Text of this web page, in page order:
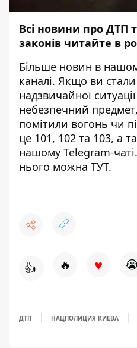
Всі новини про ДТП
законів читайте в
Більше новин в
каналі. Якщо ви стали
надзвичайної
небезпечний
помітили вогонь чи
це 101, 102 та 103, а
нашому Telegram-
нього можна ТУТ.
👍 🔥 ♥
ДТП НАЦПОЛИЦИЯ КИЕВА